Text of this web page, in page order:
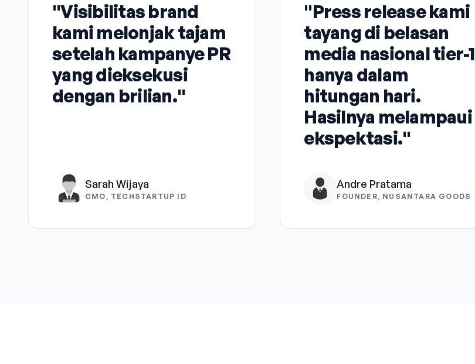
"Visibilitas brand
kami melonjak tajam
setelah kampanye PR
yang dieksekusi
dengan brilian."
Sarah Wijaya
CMO, TECHSTARTUP ID
"Press release kami
tayang di belasan
media nasional tier-1
hanya dalam
hitungan hari.
Hasilnya melampaui
ekspektasi."
Andre Pratama
FOUNDER, NUSANTARA GOODS